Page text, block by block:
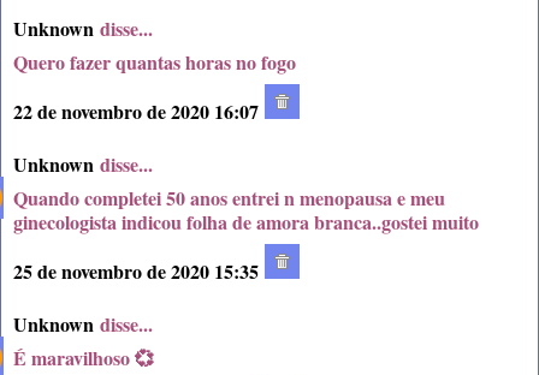
Unknown disse...
Quero fazer quantas horas no fogo
22 de novembro de 2020 16:07
Unknown disse...
Quando completei 50 anos entrei n menopausa e meu
ginecologista indicou folha de amora branca..gostei muito
25 de novembro de 2020 15:35
Unknown disse...
É maravilhoso 💞